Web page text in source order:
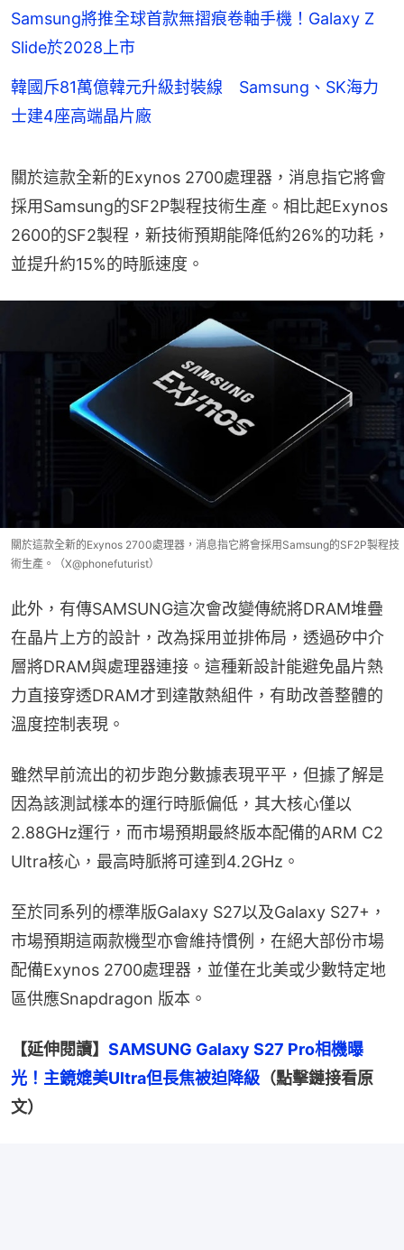
Samsung將推全球首款無摺痕卷軸手機！Galaxy Z
Slide於2028上市
韓國斥81萬億韓元升級封裝線 Samsung、SK海力
士建4座高端晶片廠
關於這款全新的Exynos 2700處理器，消息指它將會
採用Samsung的SF2P製程技術生產。相比起Exynos
2600的SF2製程，新技術預期能降低約26%的功耗，
並提升約15%的時脈速度。
關於這款全新的Exynos 2700處理器，消息指它將會採用Samsung的SF2P製程技
術生產。（X@phonefuturist）
此外，有傳SAMSUNG這次會改變傳統將DRAM堆疊
在晶片上方的設計，改為採用並排佈局，透過矽中介
層將DRAM與處理器連接。這種新設計能避免晶片熱
力直接穿透DRAM才到達散熱組件，有助改善整體的
溫度控制表現。
雖然早前流出的初步跑分數據表現平平，但據了解是
因為該測試樣本的運行時脈偏低，其大核心僅以
2.88GHz運行，而市場預期最終版本配備的ARM C2
Ultra核心，最高時脈將可達到4.2GHz。
至於同系列的標準版Galaxy S27以及Galaxy S27+，
市場預期這兩款機型亦會維持慣例，在絕大部份市場
配備Exynos 2700處理器，並僅在北美或少數特定地
區供應Snapdragon 版本。
【延伸閱讀】 SAMSUNG Galaxy S27 Pro相機曝
光！主鏡媲美Ultra但長焦被迫降級 （點擊鏈接看原
文）